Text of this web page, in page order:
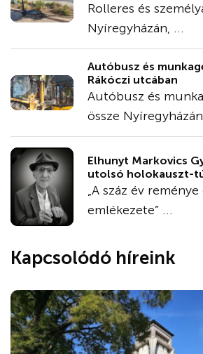
Rolleres és
Nyíregyházán, ...
Autóbusz és
Rákóczi utcában
Autóbusz és
össze
Elhunyt Markovics
utolsó holokauszt-
„A száz év
emlékezete” ...
Kapcsolódó híreink